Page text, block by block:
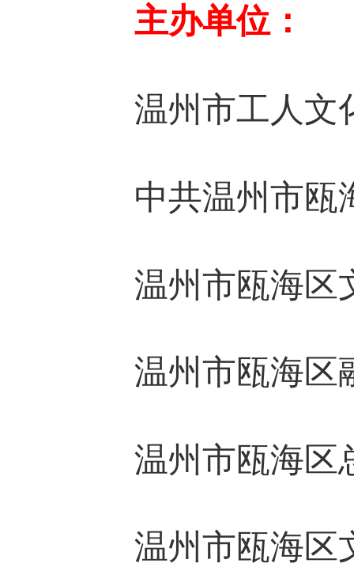
主办单位：
温州市工人文
中共温州市瓯
温州市瓯海区
温州市瓯海区
温州市瓯海区
温州市瓯海区